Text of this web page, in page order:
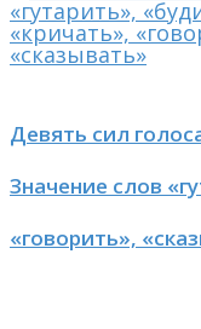
Девять сил
Значение слов
«говорить»,